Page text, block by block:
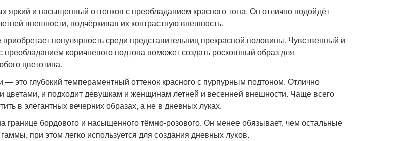
яркий и насыщенный оттенков с преобладанием красного тона. Он отлично подойдёт
внешности, подчёркивая их контрастную внешность.
популярность среди представительниц прекрасной половины. Чувственный и
преобладанием коричневого подтона поможет создать роскошный образ для
цветотипа.
— это глубокий темпераментный оттенок красного с пурпурным подтоном. Отлично
цветами, и подходит девушкам и женщинам летней и весенней внешности. Чаще всего
в элегантных вечерних образах, а не в дневных луках.
границе бордового и насыщенного тёмно-розового. Он менее обязывает, чем остальные
при этом легко используется для создания дневных луков.